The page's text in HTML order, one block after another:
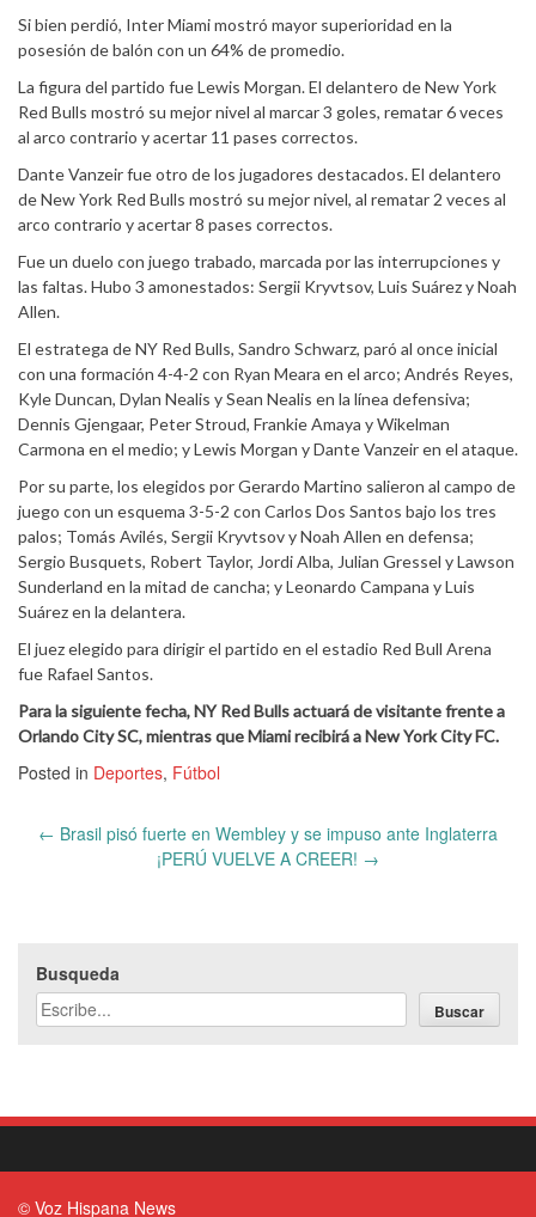
Si bien perdió, Inter Miami mostró mayor superioridad en la
posesión de balón con un 64% de promedio.
La figura del partido fue Lewis Morgan. El delantero de New York
Red Bulls mostró su mejor nivel al marcar 3 goles, rematar 6 veces
al arco contrario y acertar 11 pases correctos.
Dante Vanzeir fue otro de los jugadores destacados. El delantero
de New York Red Bulls mostró su mejor nivel, al rematar 2 veces al
arco contrario y acertar 8 pases correctos.
Fue un duelo con juego trabado, marcada por las interrupciones y
las faltas. Hubo 3 amonestados: Sergii Kryvtsov, Luis Suárez y Noah
Allen.
El estratega de NY Red Bulls, Sandro Schwarz, paró al once inicial
con una formación 4-4-2 con Ryan Meara en el arco; Andrés Reyes,
Kyle Duncan, Dylan Nealis y Sean Nealis en la línea defensiva;
Dennis Gjengaar, Peter Stroud, Frankie Amaya y Wikelman
Carmona en el medio; y Lewis Morgan y Dante Vanzeir en el ataque.
Por su parte, los elegidos por Gerardo Martino salieron al campo de
juego con un esquema 3-5-2 con Carlos Dos Santos bajo los tres
palos; Tomás Avilés, Sergii Kryvtsov y Noah Allen en defensa;
Sergio Busquets, Robert Taylor, Jordi Alba, Julian Gressel y Lawson
Sunderland en la mitad de cancha; y Leonardo Campana y Luis
Suárez en la delantera.
El juez elegido para dirigir el partido en el estadio Red Bull Arena
fue Rafael Santos.
Para la siguiente fecha, NY Red Bulls actuará de visitante frente a
Orlando City SC, mientras que Miami recibirá a New York City FC.
Posted in Deportes, Fútbol
Post
← Brasil pisó fuerte en Wembley y se impuso ante Inglaterra
¡PERÚ VUELVE A CREER! →
Busqueda
Buscar
© Voz Hispana News